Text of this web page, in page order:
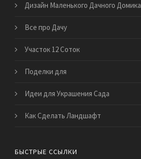
Дизайн Маленького Дачного Домика
Все про Дачу
Участок 12 Соток
Поделки для
Идеи для Украшения Сада
Как Сделать Ландшафт
БЫСТРЫЕ ССЫЛКИ